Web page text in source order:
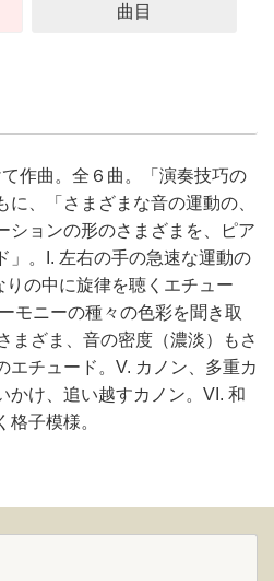
曲目
作曲。全６曲。「演奏技巧の
、「さまざまな音の運動の、
ションの形のさまざまを、ピア
」。I. 左右の手の急速な運動の
の中に旋律を聴くエチュー
モニーの種々の色彩を聞き取
まざま、音の密度（濃淡）もさ
エチュード。V. カノン、多重カ
かけ、追い越すカノン。VI. 和
子模様。